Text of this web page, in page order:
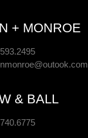
+ MONROE
& BALL